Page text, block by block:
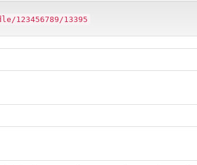
123456789/13395